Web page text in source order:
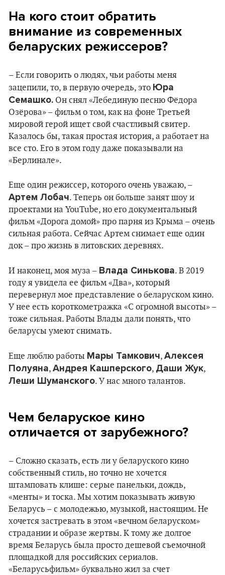
На кого стоит обратить
внимание из современных
беларуских режиссеров?
– Если говорить о людях, чьи работы меня
зацепили, то, в первую очередь, это Юра
Семашко. Он снял «Лебединую песню Фёдора
Озёрова» – фильм о том, как на фоне Третьей
мировой герой ищет свой счастливый свитер.
Казалось бы, такая простая история, а работает на
все сто. Его в этом году даже показывали на
«Берлинале».
Еще один режиссер, которого очень уважаю, –
Артем Лобач. Теперь он больше занят шоу и
проектами на YouTube, но его документальный
фильм «Дорога домой» про парня из Крыма – очень
сильная работа. Сейчас Артем снимает еще один
док – про жизнь в литовских деревнях.
И наконец, моя муза – Влада Синькова. В 2019
году я увидела ее фильм «Два», который
перевернул мое представление о беларуском кино.
У нее есть короткометражка «С огромной высоты» –
тоже сильная. Работы Влады дали понять, что
беларусы умеют снимать.
Еще люблю работы Мары Тамкович, Алексея
Полуяна, Андрея Кашперского, Даши Жук,
Леши Шуманского. У нас много талантов.
Чем беларуское кино
отличается от зарубежного?
– Сложно сказать, есть ли у беларуского кино
собственный стиль, но точно не хочется
штамповать клише: серые панельки, дождь,
«менты» и тоска. Мы хотим показывать живую
Беларусь – с молодежью, музыкой, настоящим. Не
хочется застревать в этом «вечном беларуском»
страдании и образе жертвы. К тому же долгое
время Беларусь была просто дешевой съемочной
площадкой для российских сериалов.
«Беларусьфильм» буквально жил за счет